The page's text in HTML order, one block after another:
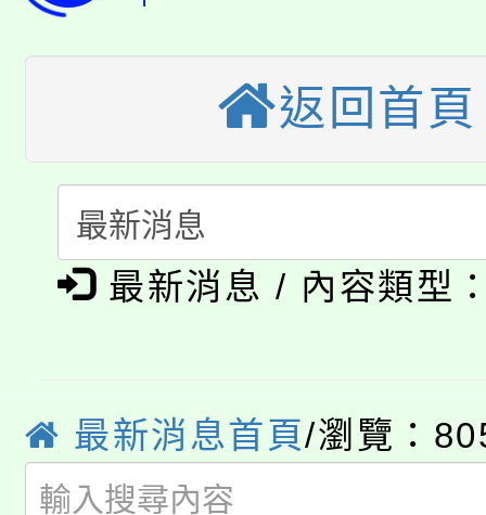
田徑場及游泳池舉行。
桃園市低收入戶享有免
視費優惠，中低收入戶
半價優惠，詳情可洽有
者。
大園自造教育及科技
份教師增能研習
大溪自造教育及科技中
份教師研習
淨零綠生活教案入校路
會
公告本校115學年度第
徵才活動。
YOUNG桃局內行報名
局官網。
8月14至27日，桃園電
返回首頁
最新消息 / 內容類型
最新消息首頁/瀏覽：